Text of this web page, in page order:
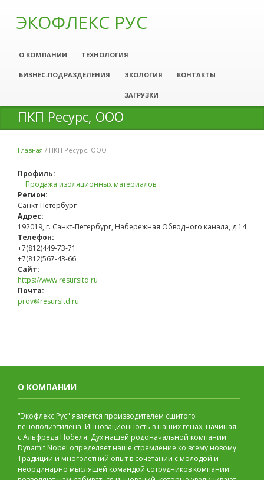
ЭКОФЛЕКС РУС
О КОМПАНИИ ТЕХНОЛОГИЯ
БИЗНЕС-ПОДРАЗДЕЛЕНИЯ ЭКОЛОГИЯ КОНТАКТЫ
ЗАГРУЗКИ
ПКП Ресурс, ООО
Вы здесь
Главная / ПКП Ресурс, ООО
Профиль:
Продажа изоляционных материалов
Регион:
Санкт-Петербург
Адрес:
192019, г. Санкт-Петербург, Набережная Обводного канала, д.14
Телефон:
+7(812)449-73-71
+7(812)567-43-66
Сайт:
https://www.resursltd.ru
Почта:
prov@resursltd.ru
О КОМПАНИИ
"Экофлекс Рус" является производителем сшитого
пенополиэтилена. Инновационность в наших генах, начиная
с Альфреда Нобеля. Дух нашей родоначальной компании
Dynamit Nobel определяет наше стремление ко всему новому.
Традиции и многолетний опыт в сочетании с молодой и
неординарно мыслящей командой сотрудников компании